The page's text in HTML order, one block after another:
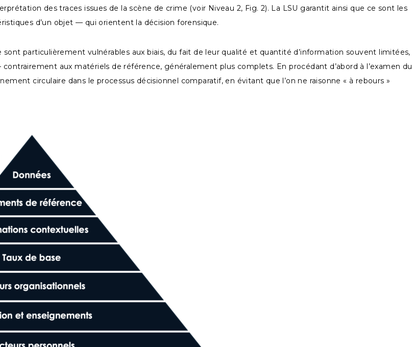
des traces issues de la scène de crime (voir Niveau 2, Fig. 2). La LSU garantit ainsi que ce sont les
d’un objet — qui orientent la décision forensique.
particulièrement vulnérables aux biais, du fait de leur qualité et quantité d’information souvent limitées,
aux matériels de référence, généralement plus complets. En procédant d’abord à l’examen du
circulaire dans le processus décisionnel comparatif, en évitant que l’on ne raisonne « à rebours »